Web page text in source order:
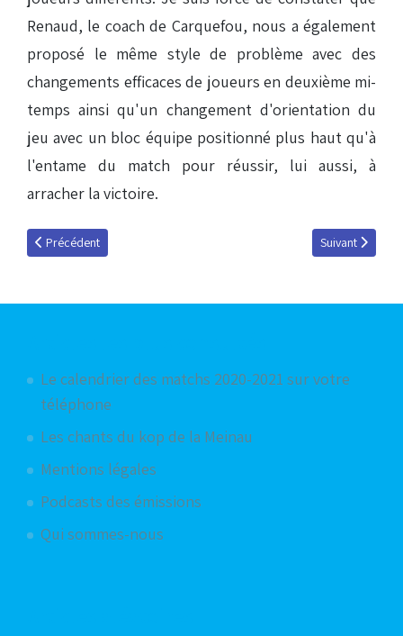
Renaud, le coach de Carquefou, nous a également
proposé le même style de problème avec des
changements efficaces de joueurs en deuxième mi-
temps ainsi qu'un changement d'orientation du
jeu avec un bloc équipe positionné plus haut qu'à
l'entame du match pour réussir, lui aussi, à
arracher la victoire.
Article précédent : Les frémissements d'un duo
Précédent Article suivant
Suivant
Le calendrier des matchs 2020-2021 sur votre
téléphone
Les chants du kop de la Meinau
Mentions légales
Podcasts des émissions
Qui sommes-nous